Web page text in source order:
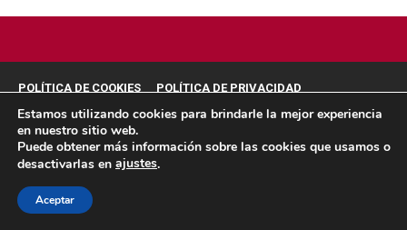
POLÍTICA DE COOKIES POLÍTICA DE PRIVACIDAD
© 2026 ACMS.
Estamos utilizando cookies para brindarle la mejor experiencia
en nuestro sitio web.
Puede obtener más información sobre las cookies que usamos o
desactivarlas en ajustes.
Aceptar